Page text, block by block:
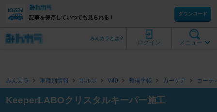
記事を保存していつでも見られる！
ダウンロード
メニュー
ログイン
みんカラとは？
みんカラ 車種別情報 ボルボ V40 整備手帳 カーケア コーテ
KeeperLABOクリスタルキーパー施工